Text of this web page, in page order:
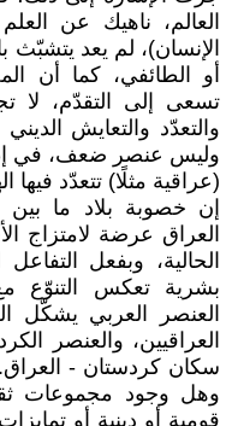
العالم، ناهيك عن
الإنسان)، لم يعد يتشبّث
أو الطائفي، كما أن
تسعى إلى التقدّم، لا
والتعدّد والتعايش
وليس عنصر ضعف، في
(عراقية مثلًا) تتعدّد فيها
إن خصوبة بلاد ما بين
العراق عرضة لامتزاج
الحالية، وبفعل
بشرية تعكس التنوّع
العنصر العربي يشكّل
العراقيين، والعنصر
سكان كردستان -
وهل وجود مجموعات
قومية أو دينية أو